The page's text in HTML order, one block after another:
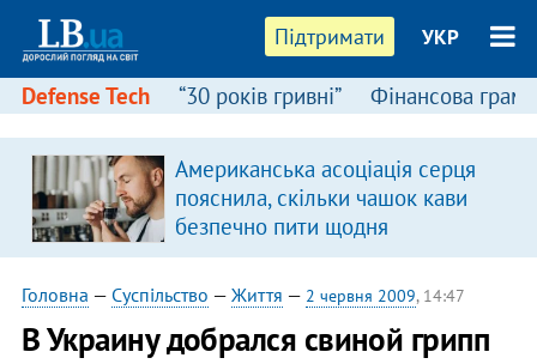
Підтримати УКР
Defense Tech “30 років гривні” Фінансова
Американська асоціація серця
пояснила, скільки чашок кави
безпечно пити щодня
Головна — Суспільство — Життя — 2 червня 2009, 14:47
В Украину добрался свиной грипп